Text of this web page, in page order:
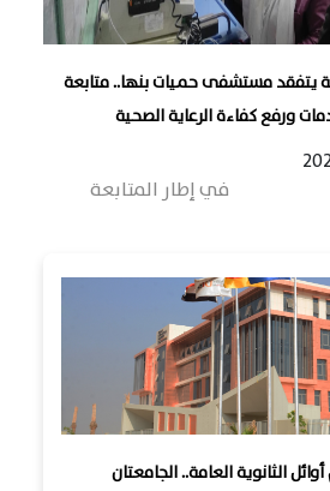
يتفقد مستشفى حميات بنها.. متابعة
ورفع كفاءة الرعاية الصحية
في إطار المتابعة
الثانوية العامة.. الجامعتان